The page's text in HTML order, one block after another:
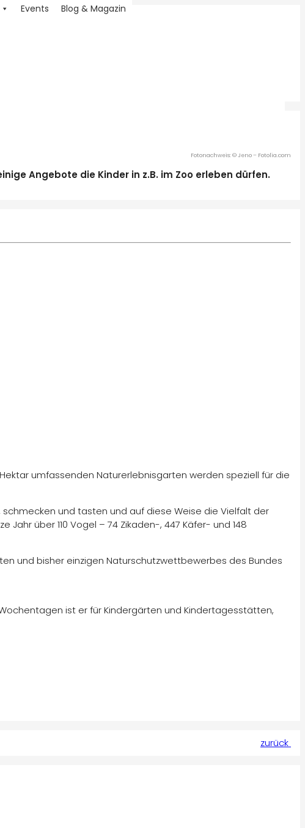
Events Blog & Magazin
Fotonachweis: © Jeno – Fotolia.com
Angebote die Kinder in z.B. im Zoo erleben dürfen.
umfassenden Naturerlebnisgarten werden speziell für die
und tasten und auf diese Weise die Vielfalt der
über 110 Vogel – 74 Zikaden-, 447 Käfer- und 148
und bisher einzigen Naturschutzwettbewerbes des Bundes
ist er für Kindergärten und Kindertagesstätten,
zurück